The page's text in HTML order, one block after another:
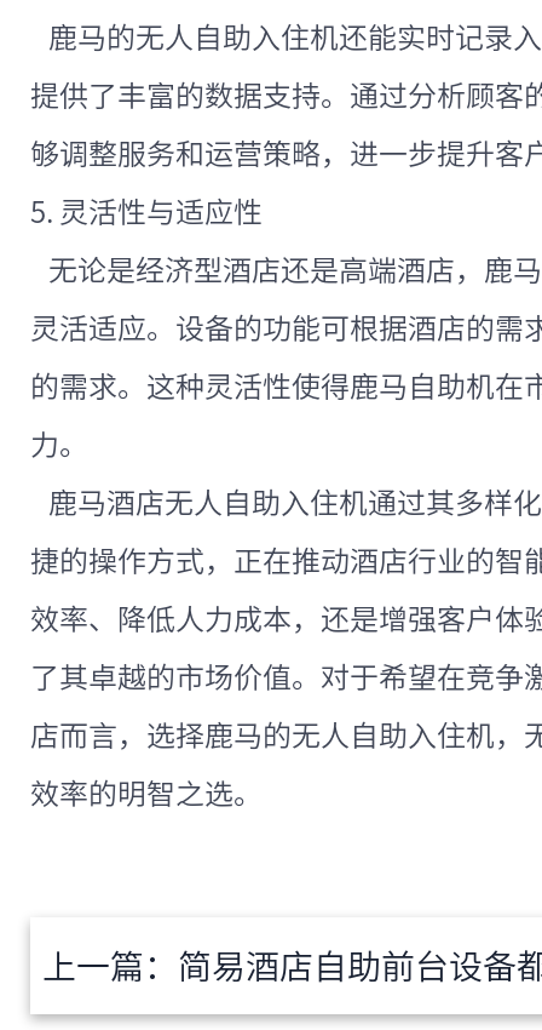
鹿马的无人自助入住机还能实时记录
提供了丰富的数据支持。通过分析顾客
够调整服务和运营策略，进一步提升客
5. 灵活性与适应性
无论是经济型酒店还是高端酒店，鹿
灵活适应。设备的功能可根据酒店的需
的需求。这种灵活性使得鹿马自助机在
力。
鹿马酒店无人自助入住机通过其多样
捷的操作方式，正在推动酒店行业的智
效率、降低人力成本，还是增强客户体
了其卓越的市场价值。对于希望在竞争
店而言，选择鹿马的无人自助入住机，
效率的明智之选。
上一篇： 简易酒店自助前台设备都有哪些？智慧